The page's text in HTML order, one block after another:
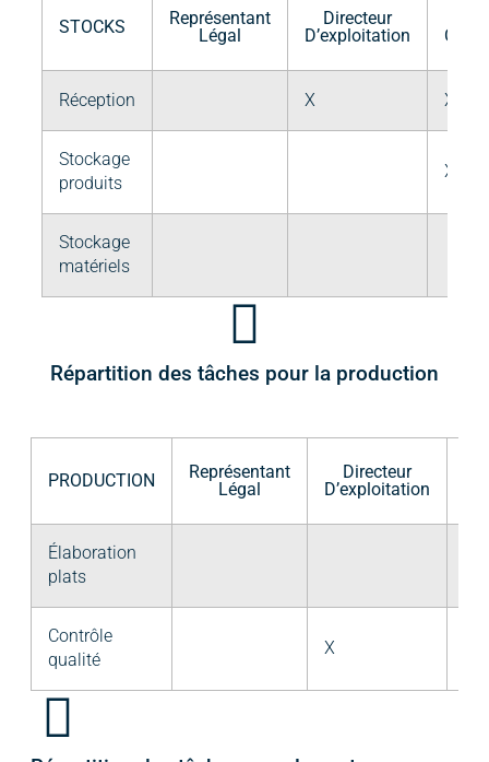
STOCKS
Représentant
Légal
Directeur
D’exploitation
Réception X X
Stockage
produits
X
Stockage
matériels
Répartition des tâches pour la production
PRODUCTION
Représentant
Légal
Directeur
D’exploitation
Élaboration
plats
Contrôle
qualité
X